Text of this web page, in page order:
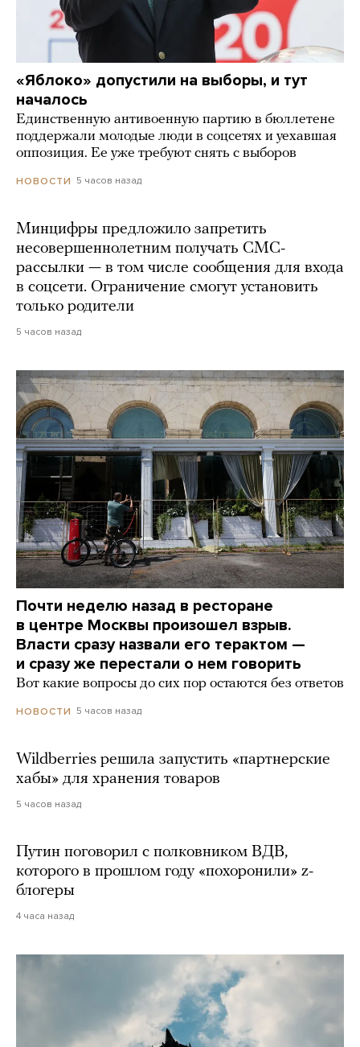
«Яблоко» допустили на выборы, и тут
началось
Единственную антивоенную партию в бюллетене
поддержали молодые люди в соцсетях и уехавшая
оппозиция. Ее уже требуют снять с выборов
НОВОСТИ 5 часов назад
Минцифры предложило запретить
несовершеннолетним получать СМС-
рассылки — в том числе сообщения для входа
в соцсети. Ограничение смогут установить
только родители
5 часов назад
Почти неделю назад в ресторане
в центре Москвы произошел взрыв.
Власти сразу назвали его терактом —
и сразу же перестали о нем говорить
Вот какие вопросы до сих пор остаются без ответов
НОВОСТИ 5 часов назад
Wildberries решила запустить «партнерские
хабы» для хранения товаров
5 часов назад
Путин поговорил с полковником ВДВ,
которого в прошлом году «похоронили» z-
блогеры
4 часа назад